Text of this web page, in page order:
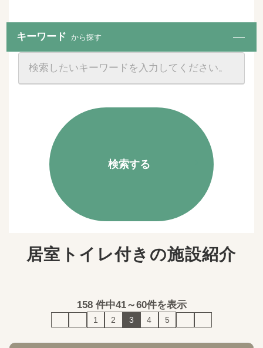
キーワード から探す
検索する
居室トイレ付きの施設紹介
158件中41～60件を表示
1 2 3 4 5